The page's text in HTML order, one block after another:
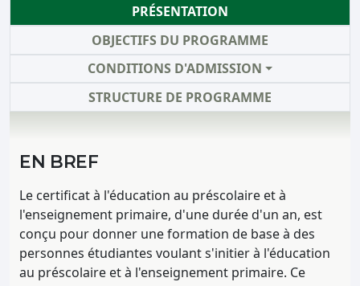
PRÉSENTATION
OBJECTIFS DU PROGRAMME
CONDITIONS D'ADMISSION
STRUCTURE DE PROGRAMME
EN BREF
Le certificat à l'éducation au préscolaire et à
l'enseignement primaire, d'une durée d'un an, est
conçu pour donner une formation de base à des
personnes étudiantes voulant s'initier à l'éducation
au préscolaire et à l'enseignement primaire. Ce